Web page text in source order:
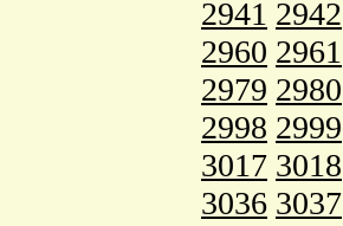
2941 2942
2960 2961
2979 2980
2998 2999
3017 3018
3036 3037